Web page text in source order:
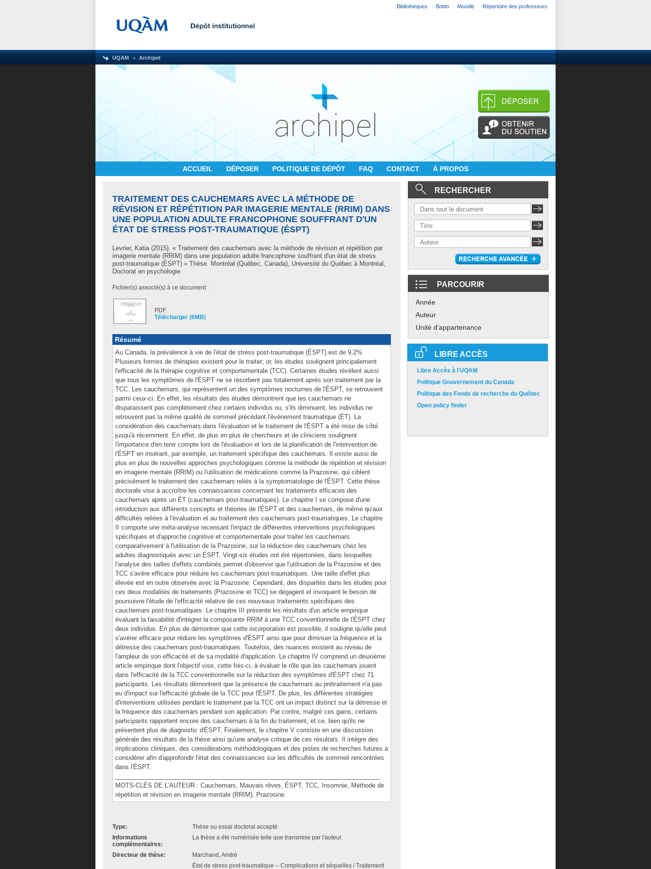
Bibliothèques Bottin Moodle Répertoire des professeurs
UQAM Archipel
ACCUEIL DÉPOSER POLITIQUE DE DÉPÔT FAQ CONTACT À PROPOS
TRAITEMENT DES CAUCHEMARS AVEC LA MÉTHODE DE
RÉVISION ET RÉPÉTITION PAR IMAGERIE MENTALE (RRIM) DANS
UNE POPULATION ADULTE FRANCOPHONE SOUFFRANT D'UN
ÉTAT DE STRESS POST-TRAUMATIQUE (ÉSPT)
Levrier, Katia(2015). « Traitement des cauchemars avec la méthode de révision et répétition par
imagerie mentale (RRIM) dans une population adulte francophone souffrant d'un état de stress
post-traumatique (ÉSPT) » Thèse. Montréal (Québec, Canada), Université du Québec à Montréal,
Doctorat en psychologie.
Fichier(s) associé(s) à ce document :
PDF
Télécharger (6MB)
Résumé
Au Canada, la prévalence à vie de l'état de stress post-traumatique (ÉSPT) est de 9,2%.
Plusieurs formes de thérapies existent pour le traiter; or, les études soulignent principalement
l'efficacité de la thérapie cognitive et comportementale (TCC). Certaines études révèlent aussi
que tous les symptômes de l'ÉSPT ne se résorbent pas totalement après son traitement par la
TCC. Les cauchemars, qui représentent un des symptômes nocturnes de l'ÉSPT, se retrouvent
parmi ceux-ci. En effet, les résultats des études démontrent que les cauchemars ne
disparaissent pas complètement chez certains individus ou, s'ils diminuent, les individus ne
retrouvent pas la même qualité de sommeil précédant l'événement traumatique (ÉT). La
considération des cauchemars dans l'évaluation et le traitement de l'ÉSPT a été mise de côté
jusqu'à récemment. En effet, de plus en plus de chercheurs et de cliniciens soulignent
l'importance d'en tenir compte lors de l'évaluation et lors de la planification de l'intervention de
l'ÉSPT en insérant, par exemple, un traitement spécifique des cauchemars. Il existe aussi de
plus en plus de nouvelles approches psychologiques comme la méthode de répétition et révision
en imagerie mentale (RRIM) ou l'utilisation de médications comme la Prazosine, qui ciblent
précisément le traitement des cauchemars reliés à la symptomatologie de l'ÉSPT. Cette thèse
doctorale vise à accroître les connaissances concernant les traitements efficaces des
cauchemars après un ÉT (cauchemars post-traumatiques). Le chapitre I se compose d'une
introduction aux différents concepts et théories de l'ÉSPT et des cauchemars, de même qu'aux
difficultés reliées à l'évaluation et au traitement des cauchemars post-traumatiques. Le chapitre
II comporte une méta-analyse recensant l'impact de différentes interventions psychologiques
spécifiques et d'approche cognitive et comportementale pour traiter les cauchemars
comparativement à l'utilisation de la Prazosine, sur la réduction des cauchemars chez les
adultes diagnostiqués avec un ÉSPT. Vingt-six études ont été répertoriées, dans lesquelles
l'analyse des tailles d'effets combinés permet d'observer que l'utilisation de la Prazosine et des
TCC s'avère efficace pour réduire les cauchemars post-traumatiques. Une taille d'effet plus
élevée est en outre observée avec la Prazosine. Cependant, des disparités dans les études pour
ces deux modalités de traitements (Prazosine et TCC) se dégagent et invoquent le besoin de
poursuivre l'étude de l'efficacité relative de ces nouveaux traitements spécifiques des
cauchemars post-traumatiques. Le chapitre III présente les résultats d'un article empirique
évaluant la faisabilité d'intégrer la composante RRIM à une TCC conventionnelle de l'ÉSPT chez
deux individus. En plus de démontrer que cette incorporation est possible, il souligne qu'elle peut
s'avérer efficace pour réduire les symptômes d'ÉSPT ainsi que pour diminuer la fréquence et la
détresse des cauchemars post-traumatiques. Toutefois, des nuances existent au niveau de
l'ampleur de son efficacité et de sa modalité d'application. Le chapitre IV comprend un deuxième
article empirique dont l'objectif vise, cette fois-ci, à évaluer le rôle que les cauchemars jouent
dans l'efficacité de la TCC conventionnelle sur la réduction des symptômes d'ÉSPT chez 71
participants. Les résultats démontrent que la présence de cauchemars au prétraitement n'a pas
eu d'impact sur l'efficacité globale de la TCC pour l'ÉSPT. De plus, les différentes stratégies
d'interventions utilisées pendant le traitement par la TCC ont un impact distinct sur la détresse et
la fréquence des cauchemars pendant son application. Par contre, malgré ces gains, certains
participants rapportent encore des cauchemars à la fin du traitement, et ce, bien qu'ils ne
présentent plus de diagnostic d'ÉSPT. Finalement, le chapitre V consiste en une discussion
générale des résultats de la thèse ainsi qu'une analyse critique de ces résultats. Il intègre des
implications cliniques, des considérations méthodologiques et des pistes de recherches futures à
considérer afin d'approfondir l'état des connaissances sur les difficultés de sommeil rencontrées
dans l'ÉSPT.
MOTS-CLÉS DE L’AUTEUR : Cauchemars, Mauvais rêves, ÉSPT, TCC, Insomnie, Méthode de
répétition et révision en imagerie mentale (RRIM), Prazosine.
Type:
Thèse ou essai doctoral accepté
Informations
complémentaires:
La thèse a été numérisée telle que transmise par l'auteur.
Directeur de thèse:
Marchand, André
État de stress post-traumatique -- Complications et séquelles / Traitement
RECHERCHER
PARCOURIR
Année
Auteur
Unité d'appartenance
LIBRE ACCÈS
Libre Accès à l'UQAM
Politique Gouvernement du Canada
Politique des Fonds de recherche du Québec
Open policy finder